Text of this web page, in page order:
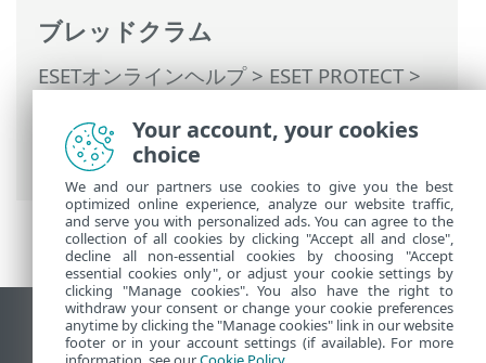
ブレッドクラム
ESETオンラインヘルプ>ESET PROTECT>
インメニュー> 詳細>アクセス権> 権限設
デスクトップサイトの表示
Your account, your cookies
choice
We and our partners use cookies to give you the best
optimized online experience, analyze our website traffic,
and serve you with personalized ads. You can agree to the
collection of all cookies by clicking "Accept all and close",
decline all non-essential cookies by choosing "Accept
essential cookies only", or adjust your cookie settings by
clicking "Manage cookies". You also have the right to
withdraw your consent or change your cookie preferences
anytime by clicking the "Manage cookies" link in our website
footer or in your account settings (if available). For more